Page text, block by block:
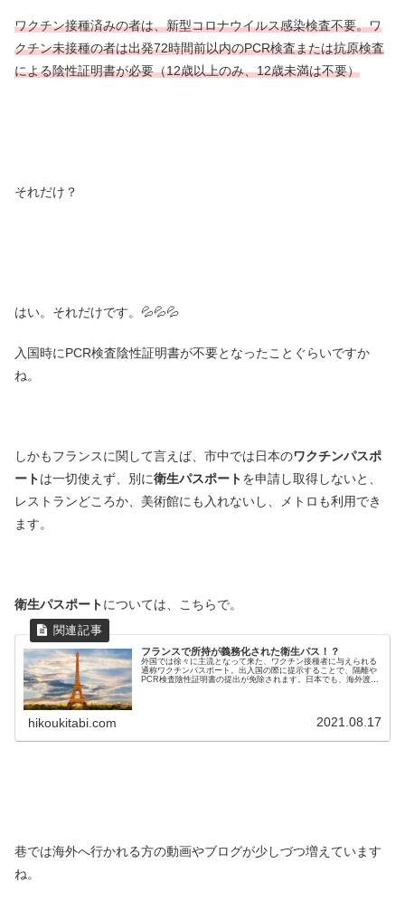
ワクチン接種済みの者は、新型コロナウイルス感染検査不要。ワ
クチン未接種の者は出発72時間前以内のPCR検査または抗原検査
による陰性証明書が必要（12歳以上のみ、12歳未満は不要）
それだけ？
はい。それだけです。💦💦💦
入国時にPCR検査陰性証明書が不要となったことぐらいですか
ね。
しかもフランスに関して言えば、市中では日本のワクチンパスポ
ートは一切使えず、別に衛生パスポートを申請し取得しないと、
レストランどころか、美術館にも入れないし、メトロも利用でき
ます。
衛生パスポートについては、こちらで。
フランスで所持が義務化された衛生パス！？
外国では徐々に主流となって来た、ワクチン接種者に与えられる
通称ワクチンパスポート。出入国の際に提示することで、隔離や
PCR検査陰性証明書の提出が免除されます。日本でも、海外渡航
hikoukitabi.com 2021.08.17
巷では海外へ行かれる方の動画やブログが少しづつ増えています
ね。